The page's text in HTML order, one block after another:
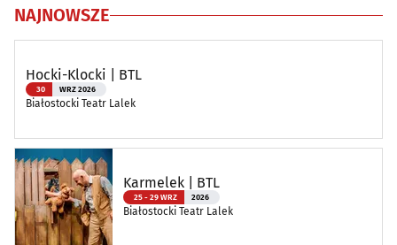
NAJNOWSZE
Hocki-Klocki | BTL
30 WRZ 2026
Białostocki Teatr Lalek
Karmelek | BTL
25 - 29 WRZ 2026
Białostocki Teatr Lalek